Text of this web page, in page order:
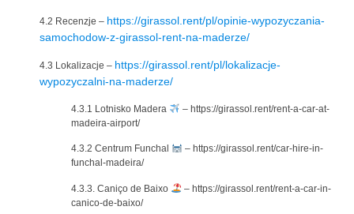
4.2 Recenzje – https://girassol.rent/pl/opinie-wypozyczania-
samochodow-z-girassol-rent-na-maderze/
4.3 Lokalizacje – https://girassol.rent/pl/lokalizacje-
wypozyczalni-na-maderze/
4.3.1 Lotnisko Madera
– https://girassol.rent/rent-a-car-at-
madeira-airport/
4.3.2 Centrum Funchal
– https://girassol.rent/car-hire-in-
funchal-madeira/
4.3.3. Caniço de Baixo
– https://girassol.rent/rent-a-car-in-
canico-de-baixo/